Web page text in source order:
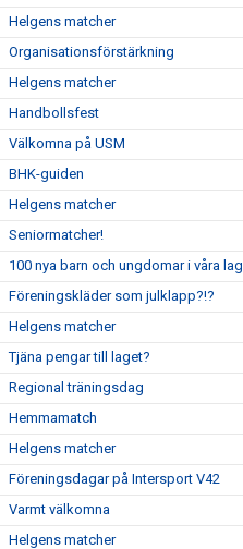
Helgens matcher
Organisationsförstärkning
Helgens matcher
Handbollsfest
Välkomna på USM
BHK-guiden
Helgens matcher
Seniormatcher!
100 nya barn och ungdomar i våra lag
Föreningskläder som julklapp?!?
Helgens matcher
Tjäna pengar till laget?
Regional träningsdag
Hemmamatch
Helgens matcher
Föreningsdagar på Intersport V42
Varmt välkomna
Helgens matcher